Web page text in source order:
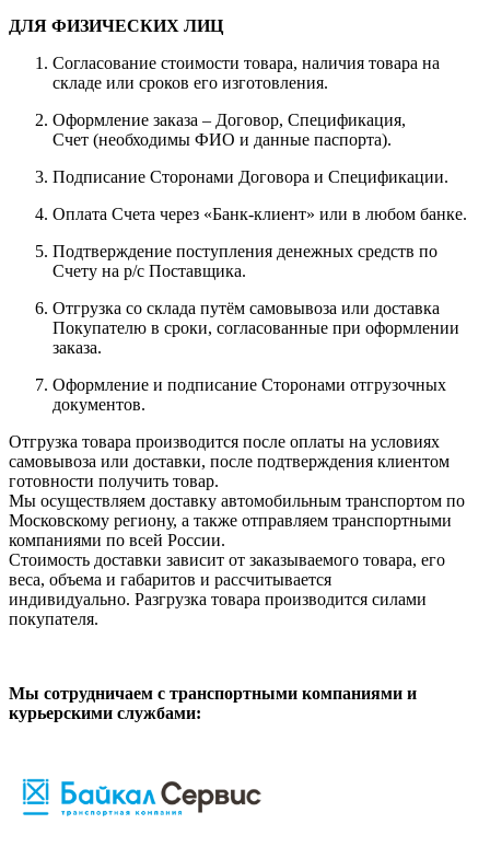
ДЛЯ ФИЗИЧЕСКИХ ЛИЦ
Согласование стоимости товара, наличия товара на
складе или сроков его изготовления.
Оформление заказа – Договор, Спецификация,
Счет (необходимы ФИО и данные паспорта).
Подписание Сторонами Договора и Спецификации.
Оплата Счета через «Банк-клиент» или в любом банке.
Подтверждение поступления денежных средств по
Счету на р/с Поставщика.
Отгрузка со склада путём самовывоза или доставка
Покупателю в сроки, согласованные при оформлении
заказа.
Оформление и подписание Сторонами отгрузочных
документов.
Отгрузка товара производится после оплаты на условиях
самовывоза или доставки, после подтверждения клиентом
готовности получить товар.
Мы осуществляем доставку автомобильным транспортом по
Московскому региону, а также отправляем транспортными
компаниями по всей России.
Стоимость доставки зависит от заказываемого товара, его
веса, объема и габаритов и рассчитывается
индивидуально. Разгрузка товара производится силами
покупателя.
Мы сотрудничаем с транспортными компаниями и
курьерскими службами: